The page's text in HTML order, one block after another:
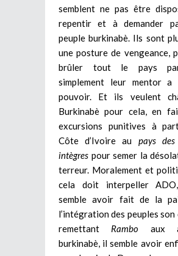
semblent ne pas être
repentir et à demander
peuple burkinabè. Ils sont
une posture de vengeance,
brûler tout le pays
simplement leur mentor a
pouvoir. Et ils veulent
Burkinabè pour cela, en
excursions punitives à
Côte d’Ivoire au pays des
intègres pour semer la
terreur. Moralement et
cela doit interpeller
semble avoir fait de la
l’intégration des peuples son
remettant Rambo aux
burkinabè, il semble avoir